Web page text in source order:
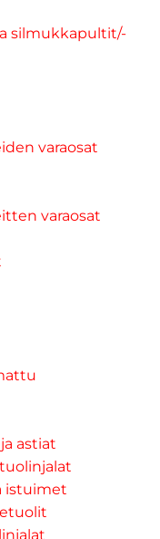
silmukkapultit/-
varaosat
varaosat
astiat
istuimet